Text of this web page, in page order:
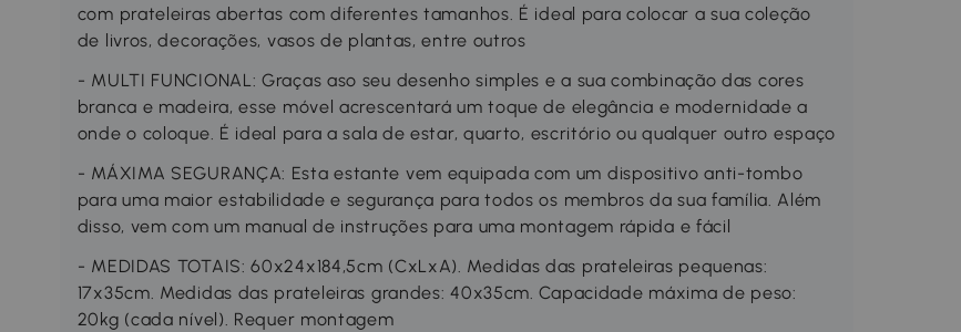
com prateleiras abertas com diferentes tamanhos. É ideal para colocar a sua coleção
de livros, decorações, vasos de plantas, entre outros
- MULTI FUNCIONAL: Graças aso seu desenho simples e a sua combinação das cores
branca e madeira, esse móvel acrescentará um toque de elegância e modernidade a
onde o coloque. É ideal para a sala de estar, quarto, escritório ou qualquer outro espaço
- MÁXIMA SEGURANÇA: Esta estante vem equipada com um dispositivo anti-tombo
para uma maior estabilidade e segurança para todos os membros da sua família. Além
disso, vem com um manual de instruções para uma montagem rápida e fácil
- MEDIDAS TOTAIS: 60x24x184,5cm (CxLxA). Medidas das prateleiras pequenas:
17x35cm. Medidas das prateleiras grandes: 40x35cm. Capacidade máxima de peso:
20kg (cada nível). Requer montagem